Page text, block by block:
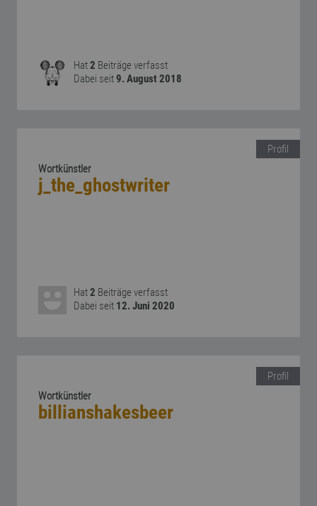
Hat2 Beiträge verfasst
Dabei seit9. August 2018
Profil
Wortkünstler
j_the_ghostwriter
Hat2 Beiträge verfasst
Dabei seit 12. Juni 2020
Profil
Wortkünstler
billianshakesbeer